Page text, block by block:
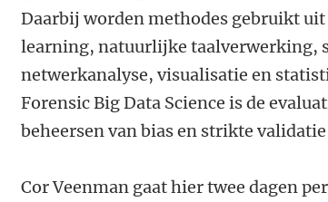
Daarbij worden methodes gebruikt
learning, natuurlijke taalverwerking,
netwerkanalyse, visualisatie en
Forensic Big Data Science is de
beheersen van bias en strikte
Cor Veenman gaat hier twee dagen